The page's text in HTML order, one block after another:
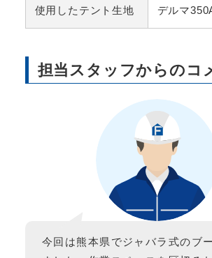
使用したテント生地 デルマ
担当スタッフからのコ
今回は熊本県でジャバラ式のブ